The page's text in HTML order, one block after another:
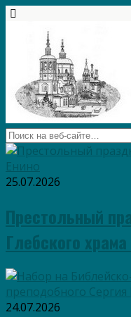
25.07.2026
Престольный
Глебского
24.07.2026